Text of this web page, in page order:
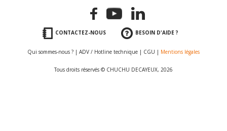
CONTACTEZ-NOUS BESOIN D'AIDE ?
Qui sommes-nous ? | ADV / Hotline technique | CGU | Mentions légales
Tous droits réservés © CHUCHU DECAYEUX, 2026